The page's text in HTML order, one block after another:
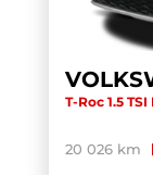
TOURAN
TOURAN
TRANSIT
TRANSIT
T-Roc 1.5
20 026 km